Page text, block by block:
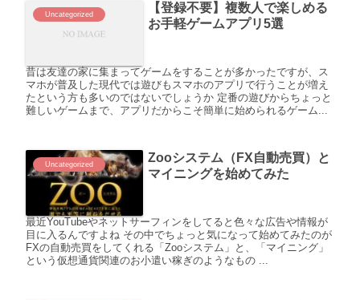
Uncategorized
【登録不要】複数人で楽しめる
お手軽ゲームアプリ5選
昔は友達の家に集まってゲームをすることが多かったですが、ス
マホが普及した現代では遊びもスマホのアプリで行うことが増え
たという方も多いのではないでしょうか 定番の遊びからちょっと
難しいゲームまで、アプリだからこそ簡単に始められるゲーム...
Uncategorized
Zooシステム（FX自動売買）と
マイニングを始めてみた
最近YouTubeやネットサーフィンをしてると色々な広告や情報が
目に入るんですよね その中でちょっと気になって始めてみたのが
FXの自動売買をしてくれる「Zooシステム」と、「マイニング」
という仮想通貨関連のお小遣い稼ぎのようなもの ...